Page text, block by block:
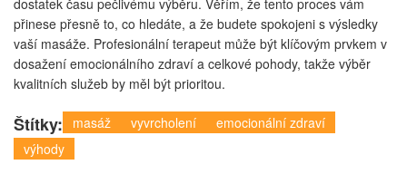
dostatek času pečlivému výběru. Věřím, že tento proces vám
přinese přesně to, co hledáte, a že budete spokojeni s výsledky
vaší masáže. Profesionální terapeut může být klíčovým prvkem v
dosažení emocionálního zdraví a celkové pohody, takže výběr
kvalitních služeb by měl být prioritou.
Štítky: masáž vyvrcholení
emocionální zdraví
výhody